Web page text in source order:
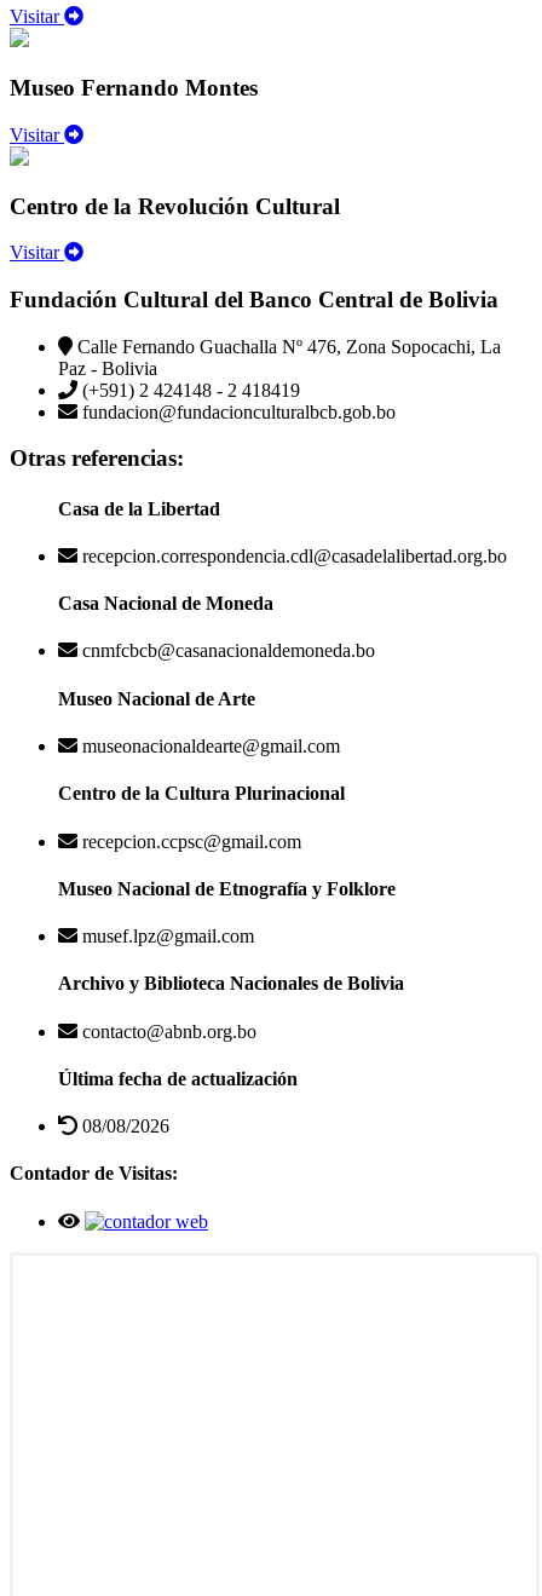
Visitar
Museo Fernando Montes
Visitar
Centro de la Revolución Cultural
Visitar
Fundación Cultural del Banco Central de Bolivia
Calle Fernando Guachalla Nº 476, Zona Sopocachi, La
Paz - Bolivia
(+591) 2 424148 - 2 418419
fundacion@fundacionculturalbcb.gob.bo
Otras referencias:
Casa de la Libertad
recepcion.correspondencia.cdl@casadelalibertad.org.bo
Casa Nacional de Moneda
cnmfcbcb@casanacionaldemoneda.bo
Museo Nacional de Arte
museonacionaldearte@gmail.com
Centro de la Cultura Plurinacional
recepcion.ccpsc@gmail.com
Museo Nacional de Etnografía y Folklore
musef.lpz@gmail.com
Archivo y Biblioteca Nacionales de Bolivia
contacto@abnb.org.bo
Última fecha de actualización
08/08/2026
Contador de Visitas: